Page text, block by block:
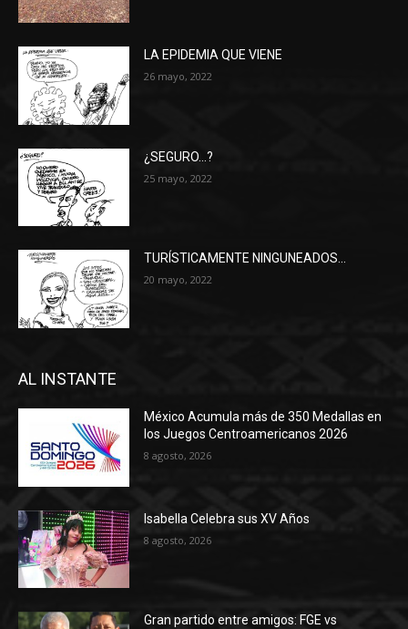
LA EPIDEMIA QUE VIENE
26 mayo, 2022
¿SEGURO…?
25 mayo, 2022
TURÍSTICAMENTE NINGUNEADOS…
20 mayo, 2022
AL INSTANTE
México Acumula más de 350 Medallas en
los Juegos Centroamericanos 2026
8 agosto, 2026
Isabella Celebra sus XV Años
8 agosto, 2026
Gran partido entre amigos: FGE vs